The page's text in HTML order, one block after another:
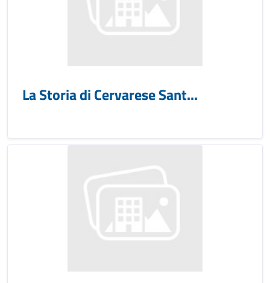
La Storia di Cervarese Sant...